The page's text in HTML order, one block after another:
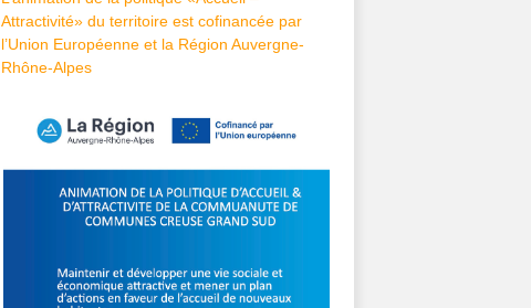
Attractivité» du territoire est cofinancée par
l’Union Européenne et la Région Auvergne-
Rhône-Alpes